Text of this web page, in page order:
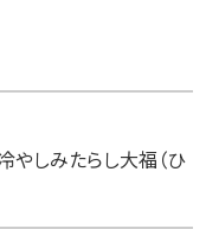
やしみたらし大福（ひ